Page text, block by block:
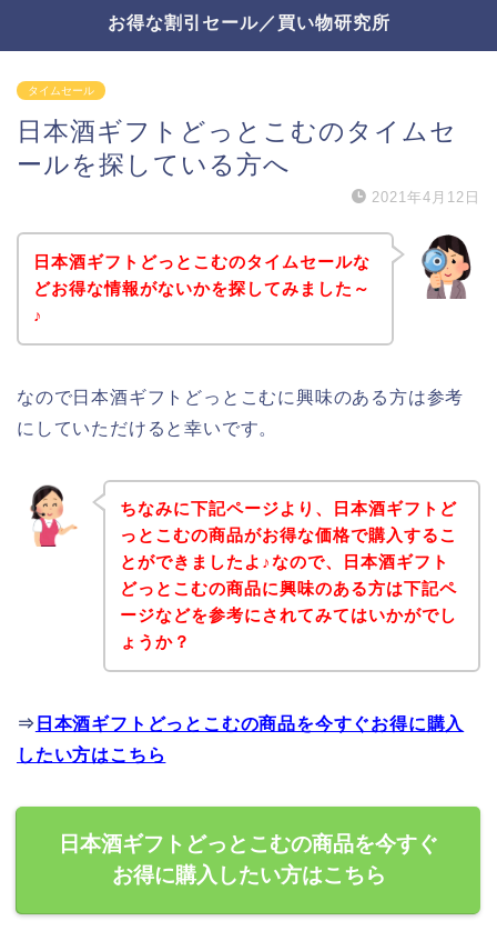
お得な割引セール／買い物研究所
タイムセール
日本酒ギフトどっとこむのタイムセ
ールを探している方へ
2021年4月12日
日本酒ギフトどっとこむのタイムセールな
どお得な情報がないかを探してみました～
♪
なので日本酒ギフトどっとこむに興味のある方は参考
にしていただけると幸いです。
ちなみに下記ページより、日本酒ギフトど
っとこむの商品がお得な価格で購入するこ
とができましたよ♪なので、日本酒ギフト
どっとこむの商品に興味のある方は下記ペ
ージなどを参考にされてみてはいかがでし
ょうか？
⇒ 日本酒ギフトどっとこむの商品を今すぐお得に購入
したい方はこちら
日本酒ギフトどっとこむの商品を今すぐ
お得に購入したい方はこちら